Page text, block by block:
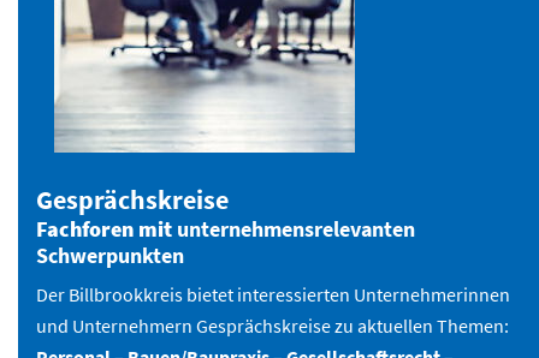
Gesprächskreise
Fachforen mit unternehmensrelevanten
Schwerpunkten
Der Billbrookkreis bietet interessierten Unternehmerinnen
und Unternehmern Gesprächskreise zu aktuellen Themen: